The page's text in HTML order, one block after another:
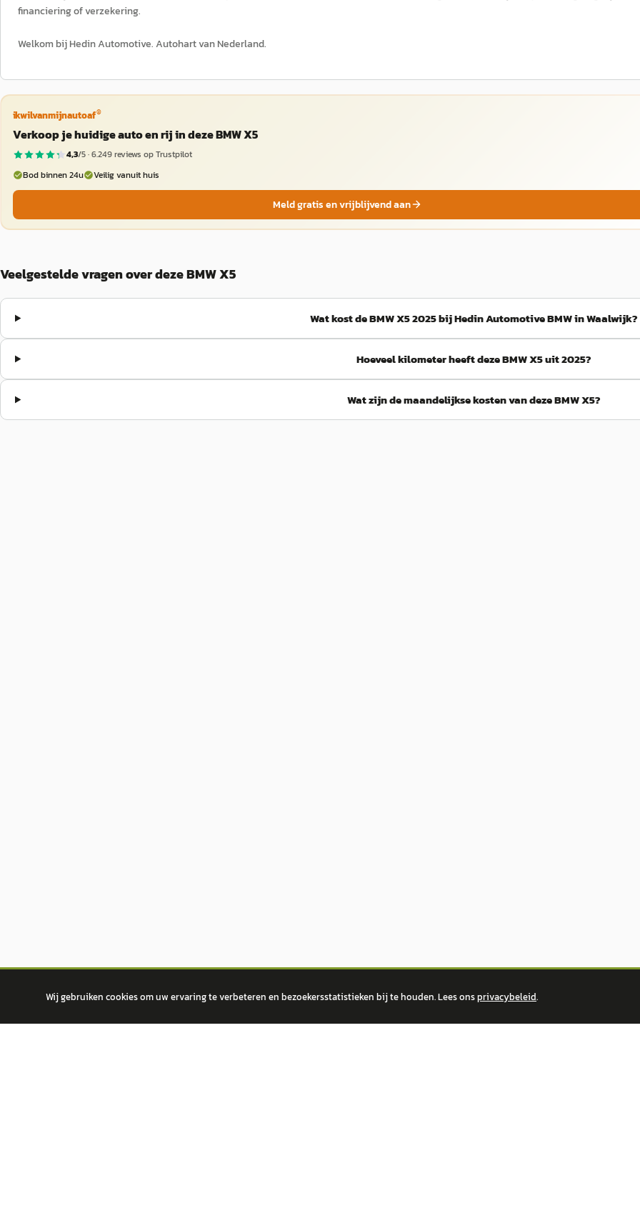
financiering of verzekering.
Welkom bij Hedin Automotive. Autohart van Nederland.
ikwilvanmijnautoaf®
Verkoop je huidige auto en rij in deze BMW X5
4,3/5 ·6.249reviews op Trustpilot
Bod binnen 24u
Veilig vanuit huis
Meld gratis en vrijblijvend aan
Veelgestelde vragen over deze BMW X5
Wat kost de BMW X5 2025 bij Hedin Automotive BMW in Waalwijk?
Hoeveel kilometer heeft deze BMW X5 uit 2025?
Wat zijn de maandelijkse kosten van deze BMW X5?
Wij gebruiken cookies om uw ervaring te verbeteren en bezoekersstatistieken bij te houden. Lees onsprivacybeleid.